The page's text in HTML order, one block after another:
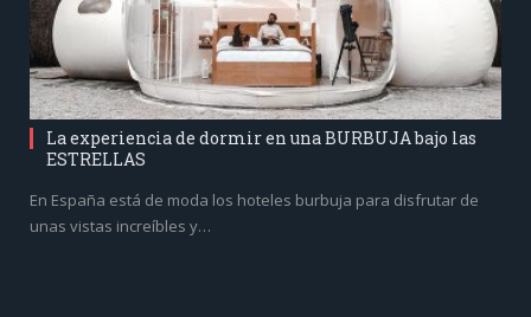
La experiencia de dormir en una BURBUJA bajo las
ESTRELLAS
En España está de moda los hoteles burbuja para disfrutar de
unas vistas increíbles y…